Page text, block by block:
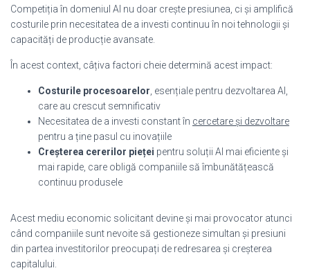
Competiția în domeniul AI nu doar crește presiunea, ci și amplifică
costurile prin necesitatea de a investi continuu în noi tehnologii și
capacități de producție avansate.
În acest context, câțiva factori cheie determină acest impact:
Costurile procesoarelor , esențiale pentru dezvoltarea AI,
care au crescut semnificativ
Necesitatea de a investi constant în cercetare și dezvoltare
pentru a ține pasul cu inovațiile
Creșterea cererilor pieței pentru soluții AI mai eficiente și
mai rapide, care obligă companiile să îmbunătățească
continuu produsele
Acest mediu economic solicitant devine și mai provocator atunci
când companiile sunt nevoite să gestioneze simultan și presiuni
din partea investitorilor preocupați de redresarea și creșterea
capitalului.